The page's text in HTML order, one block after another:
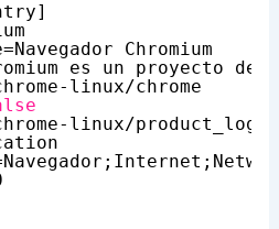
Chromium
es un proyecto
linux/chrome
linux/